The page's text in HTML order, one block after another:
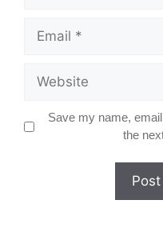
Email
Website
Save my name,
the